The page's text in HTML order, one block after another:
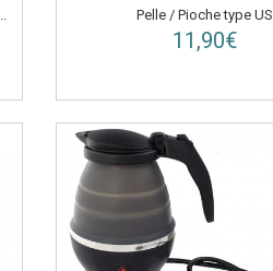
Pelle / Pioche type US
11,90€